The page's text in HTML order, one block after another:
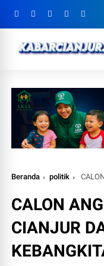
Beranda politik CALON
CALON
CIANJUR